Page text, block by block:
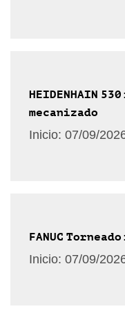
HEIDENHAIN
mecanizado
Inicio: 07/09/
FANUC
Inicio: 07/09/